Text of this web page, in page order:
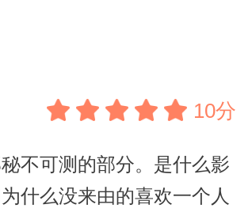
10分
不可测的部分。是什么影
什么没来由的喜欢一个人